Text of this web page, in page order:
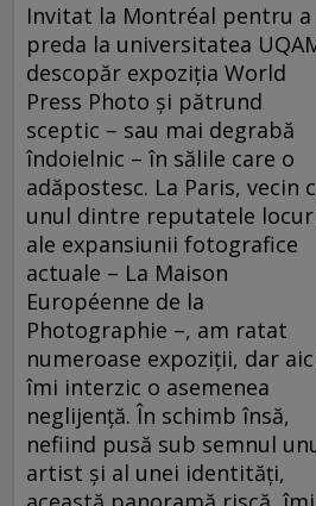
Invitat la Montréal pentru a
preda la universitatea
descopăr expoziţia World
Press Photo şi pătrund
sceptic – sau mai degrabă
îndoielnic – în sălile care o
adăpostesc. La Paris, vecin
unul dintre reputatele
ale expansiunii fotografice
actuale – La Maison
Européenne de la
Photographie –, am ratat
numeroase expoziţii, dar
îmi interzic o asemenea
neglijenţă. În schimb însă,
nefiind pusă sub semnul
artist şi al unei identităţi,